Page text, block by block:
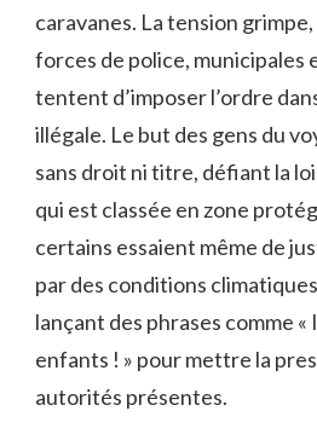
caravanes. La tension
forces de police, municipales
tentent d’imposer l’ordre
illégale. Le but des gens du
sans droit ni titre, défiant la
qui est classée en zone
certains essaient même de
par des conditions
lançant des phrases comme
enfants ! » pour mettre la
autorités présentes.